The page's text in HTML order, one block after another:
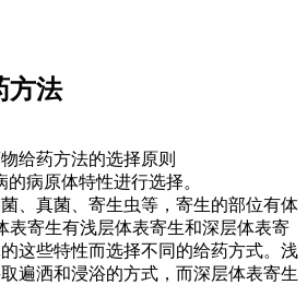
方法
给药方法的选择原则
的病原体特性进行选择。
、真菌、寄生虫等，寄生的部位有体
表寄生有浅层体表寄生和深层体表寄
这些特性而选择不同的给药方式。浅
遍洒和浸浴的方式，而深层体表寄生